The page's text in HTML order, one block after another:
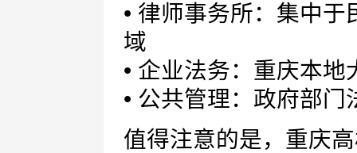
• 律师事务所：集中
域
• 企业法务：重庆本
• 公共管理：政府部
值得注意的是，重庆